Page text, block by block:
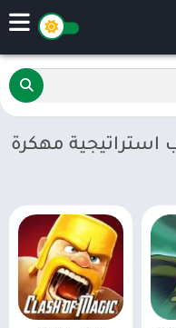
استراتيجية مهكرة